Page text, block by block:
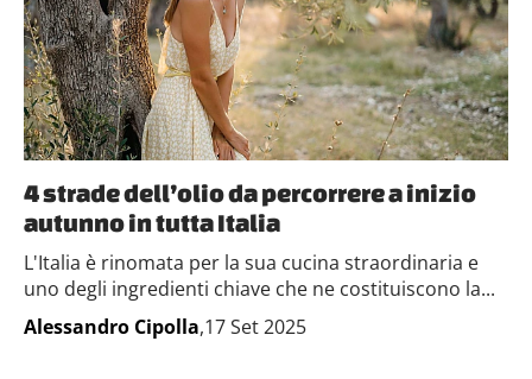
4 strade dell’olio da percorrere a inizio
autunno in tutta Italia
L'Italia è rinomata per la sua cucina straordinaria e
uno degli ingredienti chiave che ne costituiscono la...
Alessandro Cipolla,17 Set 2025